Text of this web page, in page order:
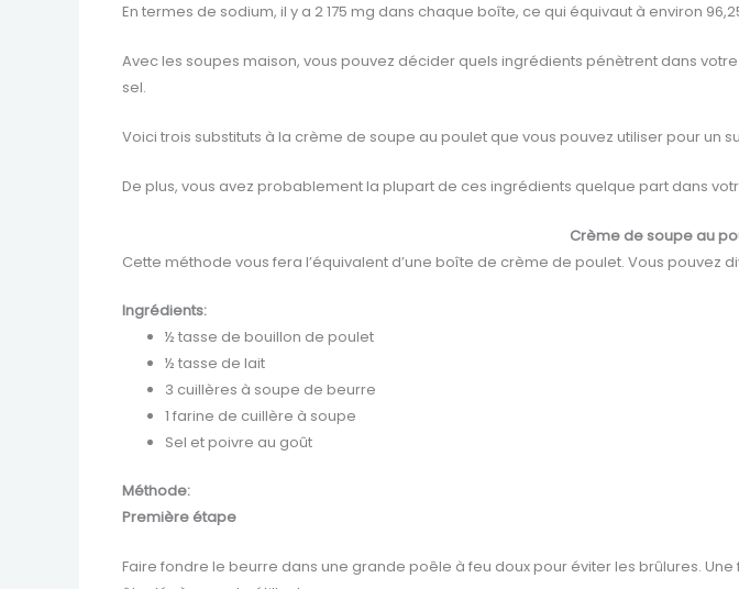
En termes de sodium, il y a 2 175 mg dans chaque boîte, ce qui équivaut à environ
Avec les soupes maison, vous pouvez décider quels ingrédients pénètrent dans
sel.
Voici trois substituts à la crème de soupe au poulet que vous pouvez utiliser pour un
De plus, vous avez probablement la plupart de ces ingrédients quelque part dans
Crème de soupe au
Cette méthode vous fera l’équivalent d’une boîte de crème de poulet. Vous pouvez
Ingrédients:
½ tasse de bouillon de poulet
½ tasse de lait
3 cuillères à soupe de beurre
1 farine de cuillère à soupe
Sel et poivre au goût
Méthode:
Première étape
Faire fondre le beurre dans une grande poêle à feu doux pour éviter les brûlures.